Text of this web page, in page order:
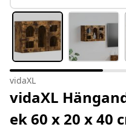
vidaXL
vidaXL
ek 60 x 20 x 40